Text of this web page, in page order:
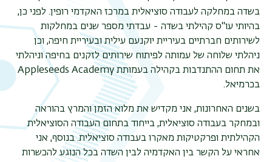
בשדה במחלקה לעבודה סוציאלית במרכז האקדמי רופין. לפני כן,
בהיותי עו"ס קהילתי בשדה - עבדתי מספר שנים במחלקות
לשירותים חברתיים בעיריית יוקנעם עילית ובעיריית חיפה, וכן
ניהלתי שלוחה של עמותה לפיתוח שירותים לזקנים בחיפה וניהלתי
את תחום ההתנדבות בקהילה בעמותת Appleseeds Academy
בכרמיאל.
בשנים האחרונות, אני מקדיש את מלוא הזמן והמרץ בהוראה
ובמחקר בעבודה סוציאלית, בייחוד בתחום העבודה הסוציאלית
הקהילתית ופרקטיקות מאקרו בעבודה סוציאלית. בנוסף, אני
אחראי על הקשר בין האקדמיה לבין השדה בכל הנוגע להכשרות